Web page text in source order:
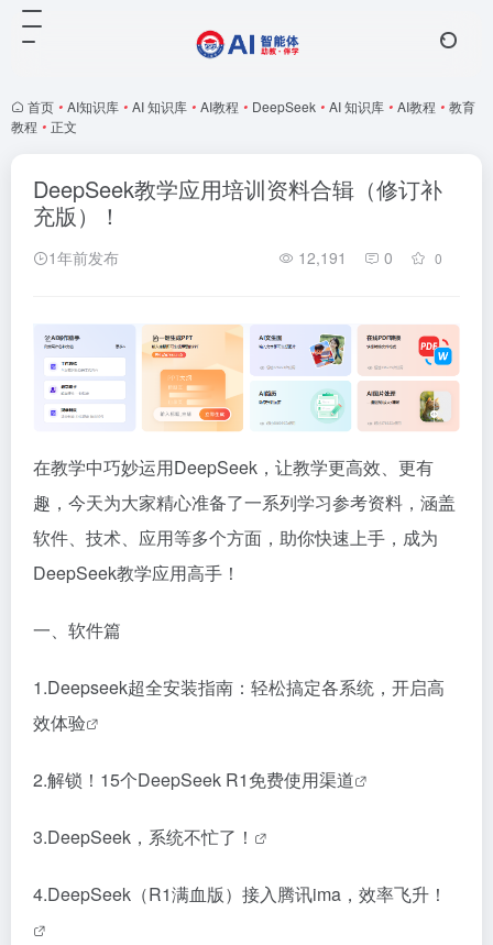
首页 • AI知识库 • AI 知识库 • AI教程 • DeepSeek • AI 知识库 • AI教程 • 教育
教程 • 正文
DeepSeek教学应用培训资料合辑（修订补
充版）！
1年前发布 12,191 0 0
在教学中巧妙运用DeepSeek，让教学更高效、更有
趣，今天为大家精心准备了一系列学习参考资料，涵盖
软件、技术、应用等多个方面，助你快速上手，成为
DeepSeek教学应用高手！
一、软件篇
1.Deepseek超全安装指南：轻松搞定各系统，开启高
效体验
2.解锁！15个DeepSeek R1免费使用渠道
3.DeepSeek，系统不忙了！
4.DeepSeek（R1满血版）接入腾讯ima，效率飞升！